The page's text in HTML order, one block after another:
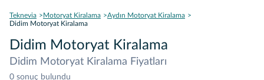
Teknevia Motoryat Kiralama
Aydın Motoryat Kiralama
Didim Motoryat Kiralama
Didim Motoryat Kiralama
Didim Motoryat Kiralama Fiyatları
0 sonuç bulundu